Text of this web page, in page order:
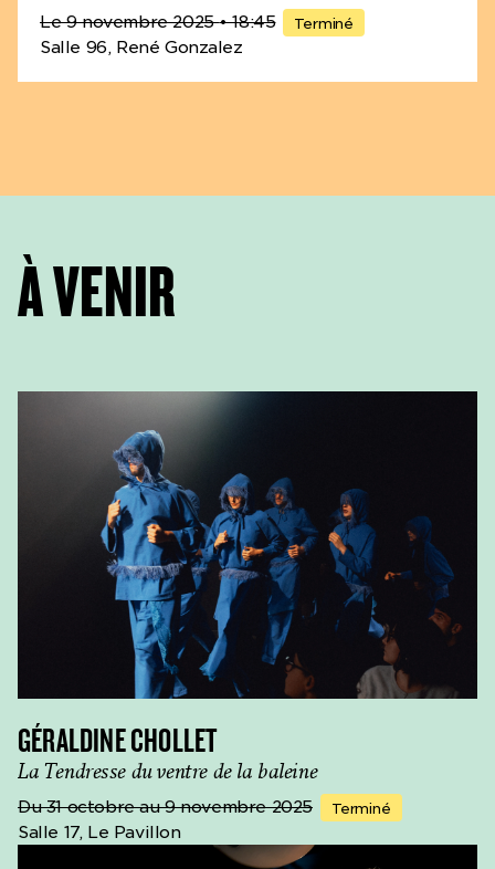
Le 9 novembre 2025• 18:45 Terminé
Salle 96, René Gonzalez
À VENIR
GÉRALDINE CHOLLET
La Tendresse du ventre de la baleine
Du 31 octobre au 9 novembre 2025 Terminé
Salle 17, Le Pavillon